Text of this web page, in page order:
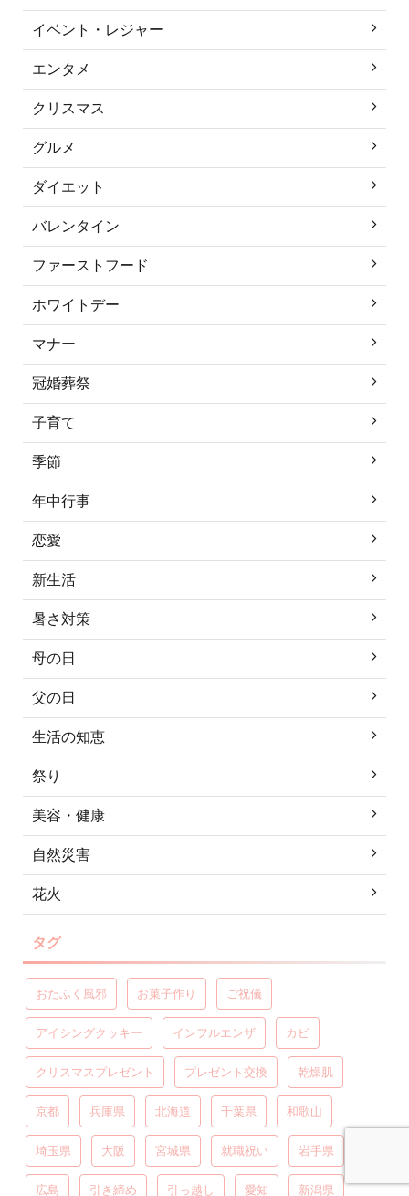
イベント・レジャー
エンタメ
クリスマス
グルメ
ダイエット
バレンタイン
ファーストフード
ホワイトデー
マナー
冠婚葬祭
子育て
季節
年中行事
恋愛
新生活
暑さ対策
母の日
父の日
生活の知恵
祭り
美容・健康
自然災害
花火
タグ
おたふく風邪 お菓子作り ご祝儀
アイシングクッキー インフルエンザ カビ
クリスマスプレゼント プレゼント交換 乾燥肌
京都 兵庫県 北海道 千葉県 和歌山
埼玉県 大阪 宮城県 就職祝い 岩手県
広島 引き締め 引っ越し 愛知 新潟県